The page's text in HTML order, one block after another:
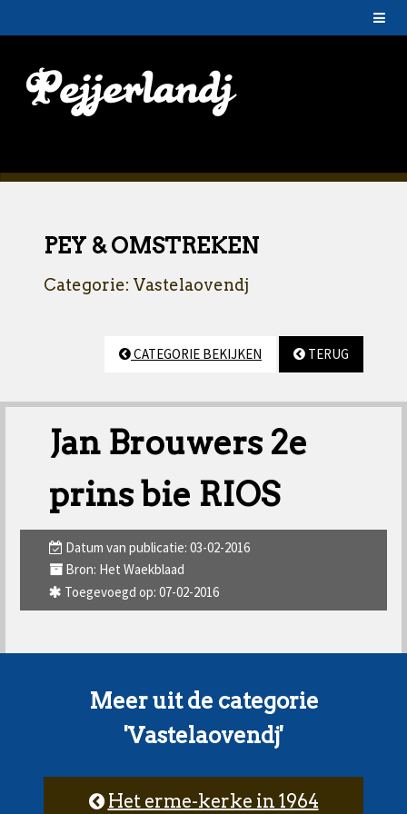
PEY & OMSTREKEN
Categorie: Vastelaovendj
CATEGORIE BEKIJKEN TERUG
Jan Brouwers 2e
prins bie RIOS
Datum van publicatie: 03-02-2016
Bron: Het Waekblaad
Toegevoegd op: 07-02-2016
Meer uit de categorie
'Vastelaovendj'
Het erme-kerke in 1964